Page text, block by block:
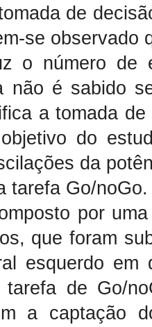
de
se observado
o número de
não é sabido
a tomada
do
da
tarefa Go/
por
que foram
esquerdo em
tarefa de Go/
a captação